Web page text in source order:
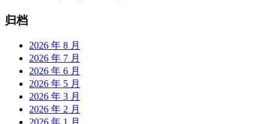
归档
2026 年 8 月
2026 年 7 月
2026 年 6 月
2026 年 5 月
2026 年 3 月
2026 年 2 月